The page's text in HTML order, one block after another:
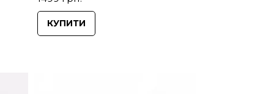
КУПИТИ